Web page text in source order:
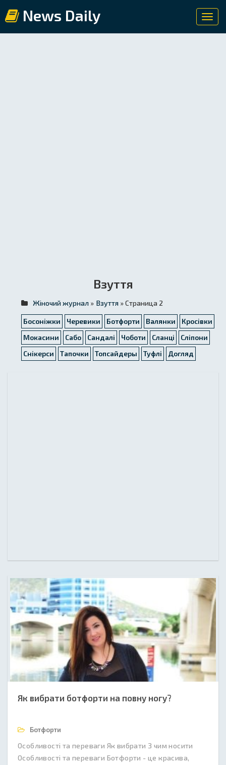
News Daily
Взуття
Жіночий журнал » Взуття » Страница 2
Босоніжки Черевики Ботфорти Валянки
Кросівки
Мокасини
Сабо Сандалі Чоботи Сланці
Сліпони
Снікерси
Тапочки Топсайдеры Туфлі Догляд
Як вибрати ботфорти на повну ногу?
Ботфорти
Особливості та переваги Як вибрати З чим носити
Особливості та переваги Ботфорти - це красива,